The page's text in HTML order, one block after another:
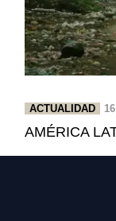
ACTUALIDAD
AMÉRICA